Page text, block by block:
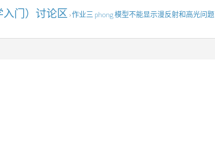
入门）讨论区 ›作业三 phong 模型不能显示漫反射和高光问题